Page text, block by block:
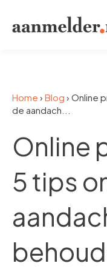
Home › Blog › Online
de aandach...
Online
5 tips